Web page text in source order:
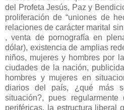
del Profeta Jesús, Paz y
proliferación de “uniones de
relaciones de carácter marital
, venta de pornografía en
dólar), existencia de amplias
niños, mujeres y hombres por
ciudades de la nación,
hombres y mujeres en
diarios del país, ¿qué más
situación?, pues
periféricas, la estructura liberal